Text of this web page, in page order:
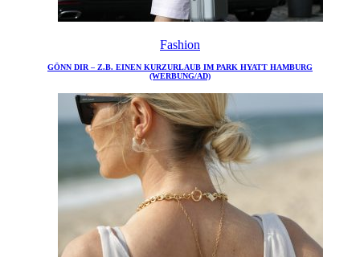
Fashion
GÖNN DIR – Z.B. EINEN KURZURLAUB IM PARK HYATT HAMBURG
(WERBUNG/AD)